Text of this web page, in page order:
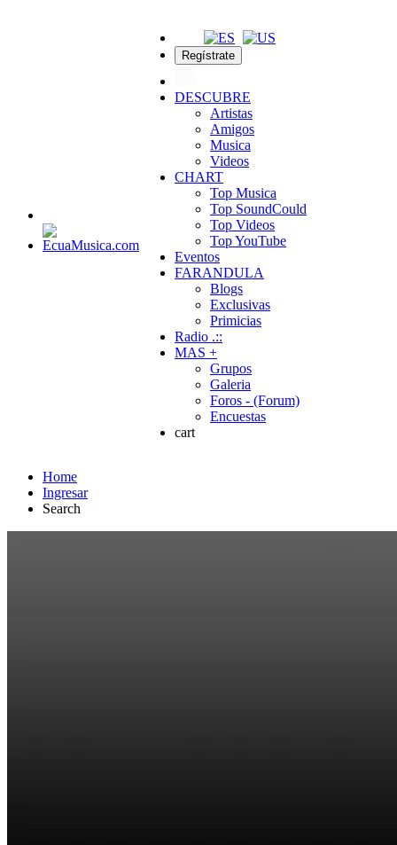
Regístrate
DESCUBRE
Artistas
Amigos
Musica
Videos
CHART
Top Musica
Top SoundCould
Top Videos
Top YouTube
Eventos
FARANDULA
Blogs
Exclusivas
Primicias
Radio .::
MAS +
Grupos
Galeria
Foros - (Forum)
Encuestas
cart
Home
Ingresar
Search